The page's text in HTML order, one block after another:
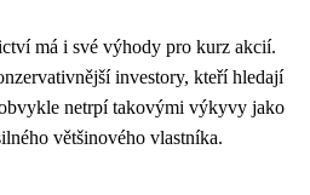
má i své výhody pro kurz akcií.
investory, kteří hledají
netrpí takovými výkyvy jako
většinového vlastníka.